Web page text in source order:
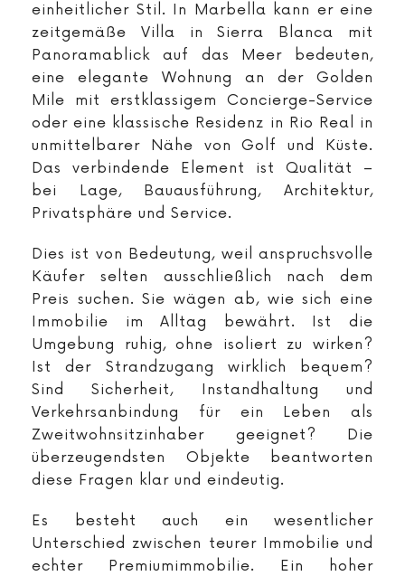
einheitlicher Stil. In Marbella kann er eine
zeitgemäße Villa in Sierra Blanca mit
Panoramablick auf das Meer bedeuten,
eine elegante Wohnung an der Golden
Mile mit erstklassigem Concierge-Service
oder eine klassische Residenz in Rio Real in
unmittelbarer Nähe von Golf und Küste.
Das verbindende Element ist Qualität –
bei Lage, Bauausführung, Architektur,
Privatsphäre und Service.
Dies ist von Bedeutung, weil anspruchsvolle
Käufer selten ausschließlich nach dem
Preis suchen. Sie wägen ab, wie sich eine
Immobilie im Alltag bewährt. Ist die
Umgebung ruhig, ohne isoliert zu wirken?
Ist der Strandzugang wirklich bequem?
Sind Sicherheit, Instandhaltung und
Verkehrsanbindung für ein Leben als
Zweitwohnsitzinhaber geeignet? Die
überzeugendsten Objekte beantworten
diese Fragen klar und eindeutig.
Es besteht auch ein wesentlicher
Unterschied zwischen teurer Immobilie und
echter Premiumimmobilie. Ein hoher